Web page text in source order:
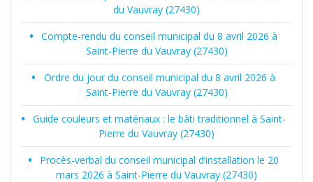
du Vauvray (27430)
Compte-rendu du conseil municipal du 8 avril 2026 à
Saint-Pierre du Vauvray (27430)
Ordre du jour du conseil municipal du 8 avril 2026 à
Saint-Pierre du Vauvray (27430)
Guide couleurs et matériaux : le bâti traditionnel à Saint-
Pierre du Vauvray (27430)
Procès-verbal du conseil municipal d’installation le 20
mars 2026 à Saint-Pierre du Vauvray (27430)